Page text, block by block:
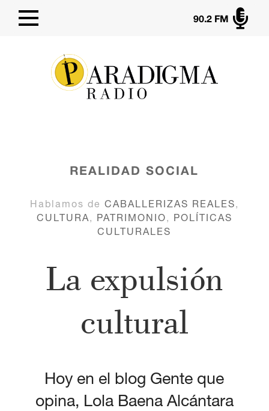

90.2 FM
REALIDAD SOCIAL
Hablamos de CABALLERIZAS REALES,
CULTURA, PATRIMONIO,
POLÍTICAS
CULTURALES
La expulsión
cultural
Hoy en el blog Gente que
opina, Lola Baena Alcántara